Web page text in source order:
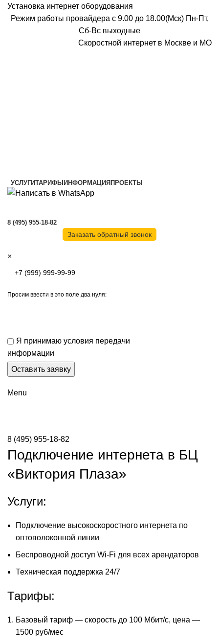
Установка интернет оборудования
Режим работы провайдера с 9.00 до 18.00(Мск) Пн-Пт,
Сб-Вс выходные
Скоростной интернет в Москве и МО
УСЛУГИТАРИФЫИНФОРМАЦИЯПРОЕКТЫ
8 (495) 955-18-82
Заказать обратный звонок
×
Просим ввести в это поле два нуля:
Я принимаю условия передачи
информации
Menu
8 (495) 955-18-82
Подключение интернета в БЦ
«Виктория Плаза»
Услуги:
Подключение высокоскоростного интернета по
оптоволоконной линии
Беспроводной доступ Wi-Fi для всех арендаторов
Техническая поддержка 24/7
Тарифы:
Базовый тариф — скорость до 100 Мбит/с, цена —
1500 руб/мес